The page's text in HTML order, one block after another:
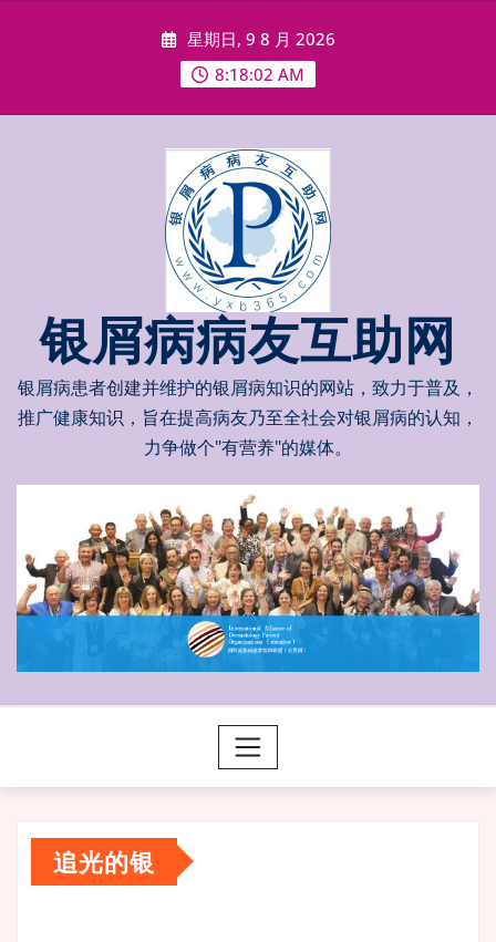
星期日, 9 8 月 2026
8:18:03 AM
银屑病病友互助网
银屑病患者创建并维护的银屑病知识的网站，致力于普及，
推广健康知识，旨在提高病友乃至全社会对银屑病的认知，
力争做个"有营养"的媒体。
追光的银